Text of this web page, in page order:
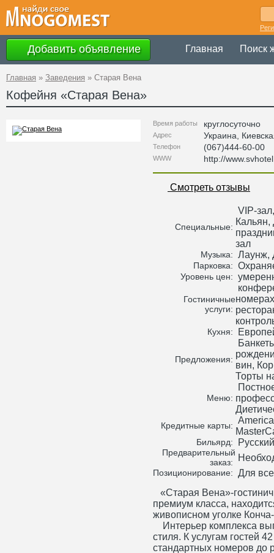
Добавить объявление Главная Поиск
Главная » Заведения » Старая Вена
Кофейня «Старая Вена»
Время работы круглосуточно
Адрес Украина
Телефон (067)444-60-00
WWW http://
Смотреть отзывы
Специальные:
VIP-
Кальян,
зал
Музыка: Лаунж,
Парковка:
Уровень цен:
Гостиничные
услуги:
Кухня:
Предложения: вин,
Торты
Меню:
Кредитные карты:
Бильярд: Русский
Предварительный
заказ:
Позиционирование: Для
«Cтарая Вена»-
премиум класса,
живописном уголке
Интерьер комплекса
стиля. К услугам гостей
стандартных номеров до